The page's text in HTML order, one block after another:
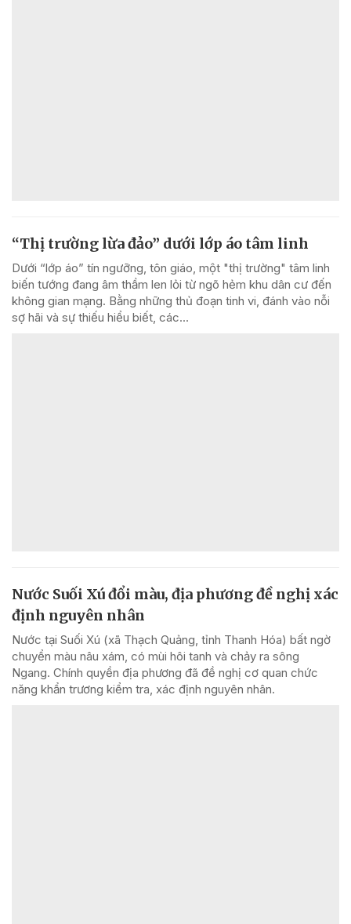
“Thị trường lừa đảo” dưới lớp áo tâm linh
Dưới “lớp áo” tín ngưỡng, tôn giáo, một "thị trường" tâm linh
biến tướng đang âm thầm len lỏi từ ngõ hẻm khu dân cư đến
không gian mạng. Bằng những thủ đoạn tinh vi, đánh vào nỗi
sợ hãi và sự thiếu hiểu biết, các...
Nước Suối Xú đổi màu, địa phương đề nghị xác
định nguyên nhân
Nước tại Suối Xú (xã Thạch Quảng, tỉnh Thanh Hóa) bất ngờ
chuyển màu nâu xám, có mùi hôi tanh và chảy ra sông
Ngang. Chính quyền địa phương đã đề nghị cơ quan chức
năng khẩn trương kiểm tra, xác định nguyên nhân.